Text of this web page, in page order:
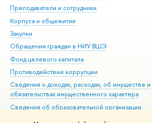
Преподаватели и сотрудники
Корпуса и общежития
Закупки
Обращения граждан в НИУ ВШЭ
Фонд целевого капитала
Противодействие коррупции
Сведения о доходах, расходах, об имуществе и
обязательствах имущественного характера
Сведения об образовательной организации
Людям с ограниченными возможностями